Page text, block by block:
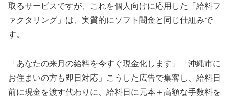
取るサービスですが、これを個人向けに応用した「給料フ
ァクタリング」は、実質的にソフト闇金と同じ仕組みで
す。
「あなたの来月の給料を今すぐ現金化します」「沖縄市に
お住まいの方も即日対応」こうした広告で集客し、給料日
前に現金を渡す代わりに、給料日に元本＋高額な手数料を